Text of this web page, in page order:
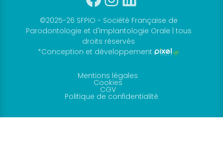
©2025-26 SFPIO - Société Française de
Parodontologie et d'Implantologie Orale | tous
droits réservés
*Conception et développement
Mentions légales
Cookies
CGV
Politique de confidentialité